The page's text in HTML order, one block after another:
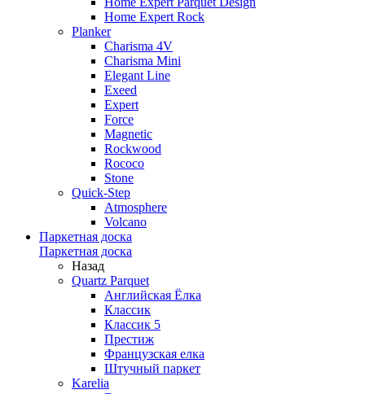
Home Expert Rock
Planker
Charisma 4V
Charisma Mini
Elegant Line
Exeed
Expert
Force
Magnetic
Rockwood
Rococo
Stone
Quick-Step
Atmosphere
Volcano
Паркетная доска
Паркетная доска
Назад
Quartz Parquet
Английская Ёлка
Классик
Классик 5
Престиж
Французская елка
Штучный паркет
Karelia